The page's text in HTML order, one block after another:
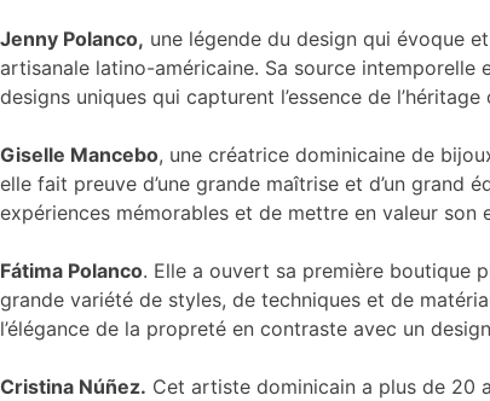
Jenny Polanco, une légende du design qui évoque
artisanale latino-américaine. Sa source
designs uniques qui capturent l’essence de
Giselle Mancebo, une créatrice dominicaine de
elle fait preuve d’une grande maîtrise et d’un
expériences mémorables et de mettre en valeur son
Fátima Polanco. Elle a ouvert sa première boutique
grande variété de styles, de techniques et de
l’élégance de la propreté en contraste avec un
Cristina Núñez. Cet artiste dominicain a plus de 20